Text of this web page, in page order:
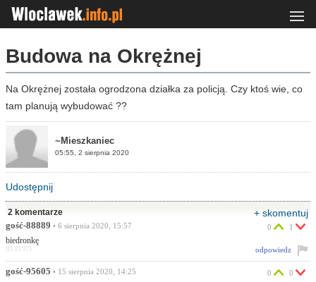
Budowa na Okrężnej
Na Okrężnej została ogrodzona działka za policją. Czy ktoś wie, co
tam planują wybudować ??
~Mieszkaniec
05:55, 2 sierpnia 2020
Udostępnij
2 komentarze + skomentuj
gość-88889 • 6 sierpnia 2020, 15:57
biedronkę
0 1
odpowiedz
ID:81921
gość-95605 • 15 sierpnia 2020, 14:25 0 0